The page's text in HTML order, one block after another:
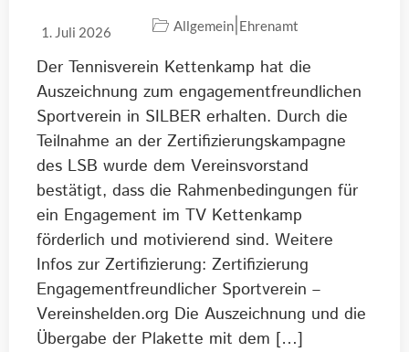
1. Juli 2026 Allgemein Ehrenamt
Der Tennisverein Kettenkamp hat die
Auszeichnung zum engagementfreundlichen
Sportverein in SILBER erhalten. Durch die
Teilnahme an der Zertifizierungskampagne
des LSB wurde dem Vereinsvorstand
bestätigt, dass die Rahmenbedingungen für
ein Engagement im TV Kettenkamp
förderlich und motivierend sind. Weitere
Infos zur Zertifizierung: Zertifizierung
Engagementfreundlicher Sportverein –
Vereinshelden.org Die Auszeichnung und die
Übergabe der Plakette mit dem […]